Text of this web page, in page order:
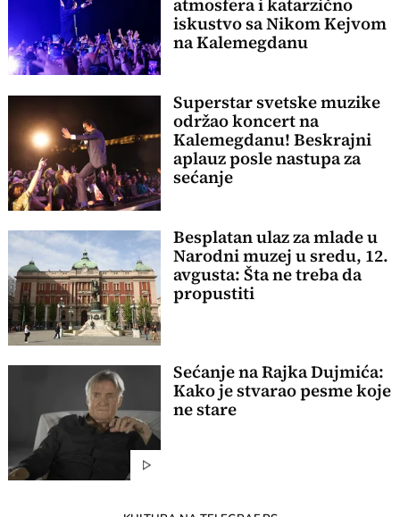
atmosfera i katarzično
iskustvo sa Nikom Kejvom
na Kalemegdanu
Superstar svetske muzike
održao koncert na
Kalemegdanu! Beskrajni
aplauz posle nastupa za
sećanje
Besplatan ulaz za mlade u
Narodni muzej u sredu, 12.
avgusta: Šta ne treba da
propustiti
Sećanje na Rajka Dujmića:
Kako je stvarao pesme koje
ne stare